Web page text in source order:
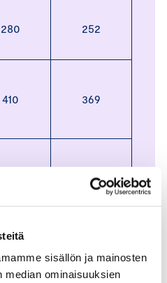
sisällön ja mainosten
median ominaisuuksien
280 252
410 369
1890
750 675